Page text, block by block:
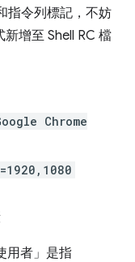
指令列標記，不妨
增至 Shell RC 檔
Chrome
者」 是指